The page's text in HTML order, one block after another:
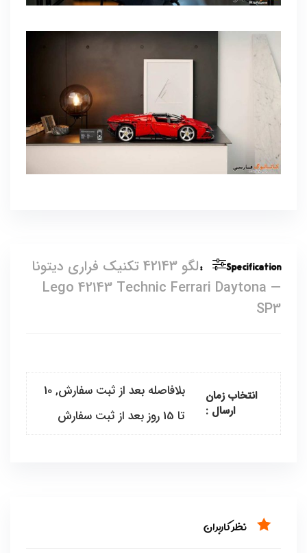
Specification:
لگو 42143 تکنیک فراری دیتونا
— Lego 42143 Technic Ferrari Daytona
SP3
انتخاب زمان
ارسال :
بلافاصله بعد از ثبت سفارش, 10
تا 15 روز بعد از ثبت سفارش
نظر کاربران